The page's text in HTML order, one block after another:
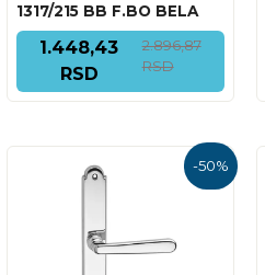
1317/215 BB F.BO BELA
1.448,43
RSD
2.896,87
RSD
-50%